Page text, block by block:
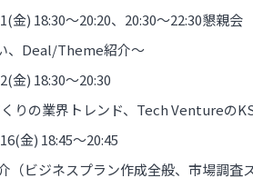
金) 18:30～20:20、20:30～22:30懇親会
、Deal/Theme紹介～
金) 18:30～20:30
りの業界トレンド、Tech Ventureの
金) 18:45～20:45
（ビジネスプラン作成全般、市場調査